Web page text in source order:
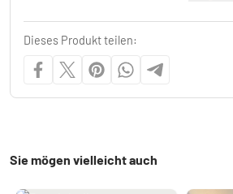
Dieses Produkt teilen:
Sie mögen vielleicht auch